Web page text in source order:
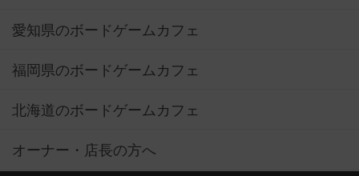
愛知県のボードゲームカフェ
福岡県のボードゲームカフェ
北海道のボードゲームカフェ
オーナー・店長の方へ